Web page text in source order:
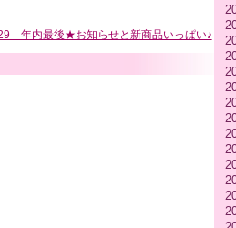
年内最後★お知らせと新商品いっぱい♪